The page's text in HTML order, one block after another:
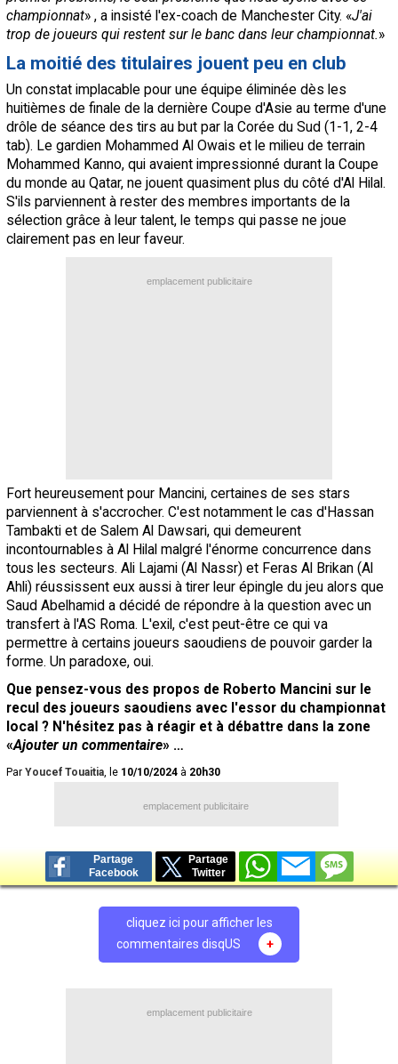
championnat» , a insisté l'ex-coach de Manchester City. «J'ai
trop de joueurs qui restent sur le banc dans leur championnat.»
La moitié des titulaires jouent peu en club
Un constat implacable pour une équipe éliminée dès les
huitièmes de finale de la dernière Coupe d'Asie au terme d'une
drôle de séance des tirs au but par la Corée du Sud (1-1, 2-4
tab). Le gardien Mohammed Al Owais et le milieu de terrain
Mohammed Kanno, qui avaient impressionné durant la Coupe
du monde au Qatar, ne jouent quasiment plus du côté d'Al Hilal.
S'ils parviennent à rester des membres importants de la
sélection grâce à leur talent, le temps qui passe ne joue
clairement pas en leur faveur.
emplacement publicitaire
Fort heureusement pour Mancini, certaines de ses stars
parviennent à s'accrocher. C'est notamment le cas d'Hassan
Tambakti et de Salem Al Dawsari, qui demeurent
incontournables à Al Hilal malgré l'énorme concurrence dans
tous les secteurs. Ali Lajami (Al Nassr) et Feras Al Brikan (Al
Ahli) réussissent eux aussi à tirer leur épingle du jeu alors que
Saud Abelhamid a décidé de répondre à la question avec un
transfert à l'AS Roma. L'exil, c'est peut-être ce qui va
permettre à certains joueurs saoudiens de pouvoir garder la
forme. Un paradoxe, oui.
Que pensez-vous des propos de Roberto Mancini sur le
recul des joueurs saoudiens avec l'essor du championnat
local ? N'hésitez pas à réagir et à débattre dans la zone
«Ajouter un commentaire» …
Par Youcef Touaitia, le 10/10/2024 à 20h30
emplacement publicitaire
Partage
Facebook
Partage
Twitter
cliquez ici pour afficher les
commentaires disqUS
+
emplacement publicitaire